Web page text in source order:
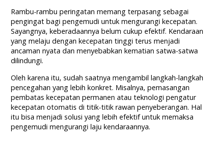
Rambu-rambu peringatan memang terpasang sebagai
pengingat bagi pengemudi untuk mengurangi kecepatan.
Sayangnya, keberadaannya belum cukup efektif. Kendaraan
yang melaju dengan kecepatan tinggi terus menjadi
ancaman nyata dan menyebabkan kematian satwa-satwa
dilindungi.
Oleh karena itu, sudah saatnya mengambil langkah-langkah
pencegahan yang lebih konkret. Misalnya, pemasangan
pembatas kecepatan permanen atau teknologi pengatur
kecepatan otomatis di titik-titik rawan penyeberangan. Hal
itu bisa menjadi solusi yang lebih efektif untuk memaksa
pengemudi mengurangi laju kendaraannya.